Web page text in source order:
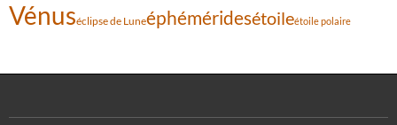
Vénuséclipse de Luneéphéméridesétoileétoile polaire